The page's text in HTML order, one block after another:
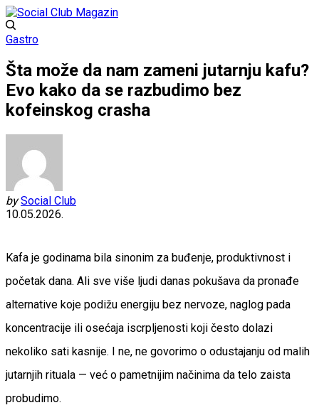
Gastro
Šta može da nam zameni jutarnju kafu?
Evo kako da se razbudimo bez
kofeinskog crasha
by Social Club
10.05.2026.
Kafa je godinama bila sinonim za buđenje, produktivnost i
početak dana. Ali sve više ljudi danas pokušava da pronađe
alternative koje podižu energiju bez nervoze, naglog pada
koncentracije ili osećaja iscrpljenosti koji često dolazi
nekoliko sati kasnije. I ne, ne govorimo o odustajanju od malih
jutarnjih rituala — već o pametnijim načinima da telo zaista
probudimo.